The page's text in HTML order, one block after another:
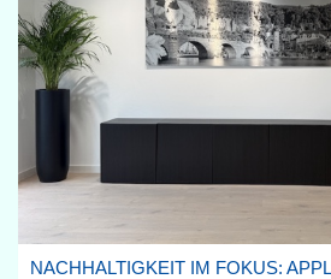
NACHHALTIGKEIT IM FOKUS: